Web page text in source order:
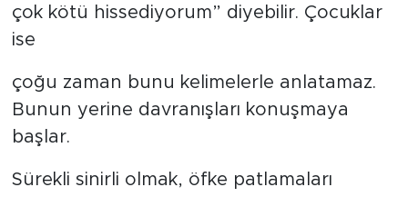
çok kötü hissediyorum” diyebilir. Çocuklar
ise
çoğu zaman bunu kelimelerle anlatamaz.
Bunun yerine davranışları konuşmaya
başlar.
Sürekli sinirli olmak, öfke patlamaları